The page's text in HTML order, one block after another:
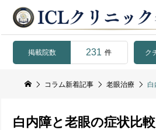
掲載院数 231 件 ク
コラム新着記事 老眼治療
白内障と老眼の症状比